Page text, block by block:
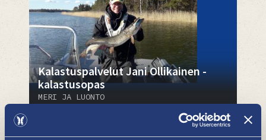
Kalastuspalvelut Jani Ollikainen -
kalastusopas
MERI JA LUONTO